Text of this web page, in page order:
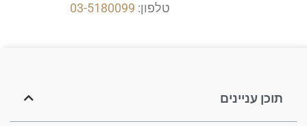
טלפון: 03-5180099
תוכן עניינים